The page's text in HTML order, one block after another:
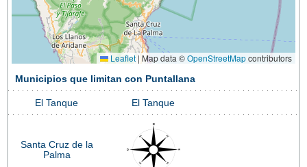
Leaflet | Map data ©OpenStreetMapcontributors
Municipios que limitan con Puntallana
El Tanque El Tanque
Santa Cruz de la
Palma